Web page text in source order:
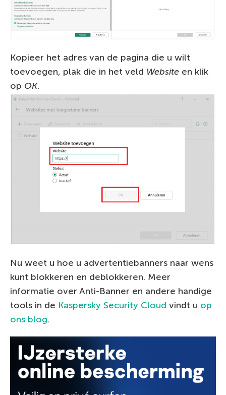
Kopieer het adres van de pagina die u wilt
toevoegen, plak die in het veld Website en klik
op OK.
Nu weet u hoe u advertentiebanners naar wens
kunt blokkeren en deblokkeren. Meer
informatie over Anti-Banner en andere handige
tools in de Kaspersky Security Cloud vindt u op
ons blog.